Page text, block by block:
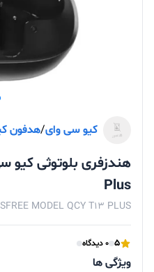
کیو سی وای/هدفون
Plus
MODEL QCY T13 PLUS
5 0 دیدگاه
ویژگی ها